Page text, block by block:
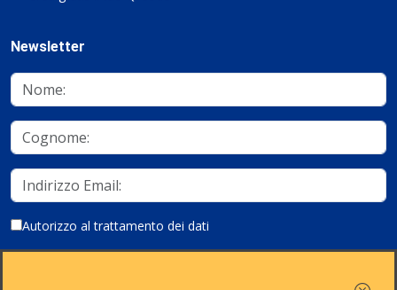
Newsletter
Autorizzo al trattamento dei dati